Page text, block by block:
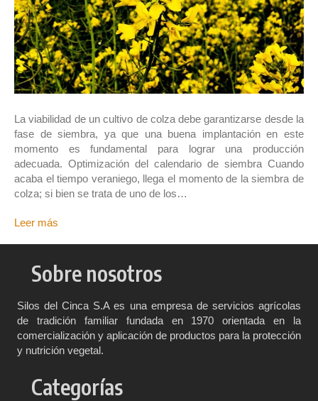
La viabilidad de un cultivo de colza debe garantizarse desde la
fase de siembra, ya que una buena implantación en este
momento es fundamental para lograr una producción
adecuada. Optimización del calendario de siembra Cuando
acaba el tiempo veraniego, llega el momento de la siembra de
colza; si bien se trata de uno de los…
Leer más
Sobre nosotros
Silos del Cinca S.A es una empresa de servicios agrícolas
de tradición familiar fundada en 1970 orientada en la
comercialización y aplicación de productos para la protección
y nutrición vegetal.
Categorías